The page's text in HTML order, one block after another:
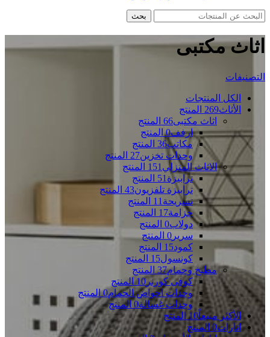
بحث
اثاث مكتبى
التصنيفات
الكل المنتجات
الأثاث269 المنتج
اثاث مكتبى66 المنتج
ارفف0 المنتج
مكاتب36 المنتج
وحدات تخزين27 المنتج
الاثاث المنزلي 151 المنتج
ترابيزة 51 المنتج
ترابيزة تلفزيون43 المنتج
تسريحة 11 المنتج
جزامة17 المنتج
دولاب0 المنتج
سرير 0 المنتج
كمود15 المنتج
كونسول15 المنتج
مطبخ وحمام37 المنتج
كوفى كورنر10 المنتج
وحدات احواض الحمام0 المنتج
وحدات غسالة0 المنتج
الأكثر مبيعاً10 المنتج
انارات0 المنتج